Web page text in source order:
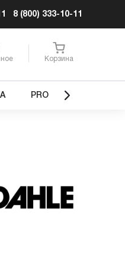
8 (800) 333-10-11
Корзина
PRO